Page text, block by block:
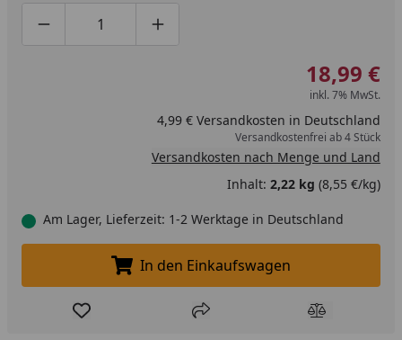
Produktmenge um eins verringern
Produktmenge manuell eingeben
Produktmenge um eins erhöhen
18,99 €
inkl. 7% MwSt.
4,99 € Versandkosten in Deutschland
Versandkostenfrei ab 4 Stück
Versandkosten nach Menge und Land
Inhalt: 2,22 kg (8,55 €/kg)
Am Lager, Lieferzeit: 1-2 Werktage in Deutschland
In den Einkaufswagen legen
In den Einkaufswagen
Produkt zur Wunschliste hinzufügen
Teilen Produkt